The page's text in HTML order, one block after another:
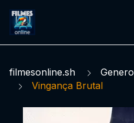
filmesonline.sh Genero
Vingança Brutal